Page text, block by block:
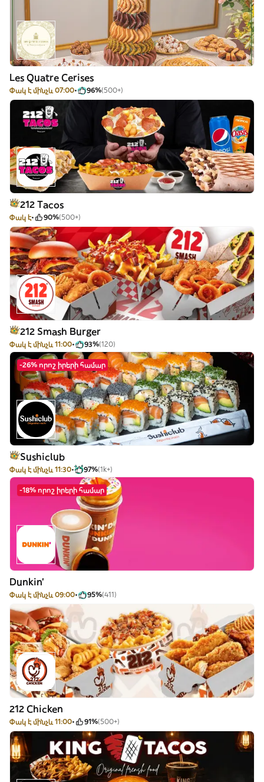
Les Quatre Cerises
Փակ է մինչև 07:00 96%(500+)
212 Tacos
Փակ է 90%(500+)
212 Smash Burger
Փակ է մինչև 11:00 93%(120)
-26% որոշ իրերի համար
Sushiclub
Փակ է մինչև 11:30 97%(1k+)
-18% որոշ իրերի համար
Dunkin'
Փակ է մինչև 09:00 95%(411)
212 Chicken
Փակ է մինչև 11:00 91%(500+)